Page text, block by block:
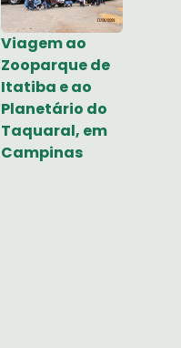
Viagem ao
Zooparque de
Itatiba e ao
Planetário do
Taquaral, em
Campinas